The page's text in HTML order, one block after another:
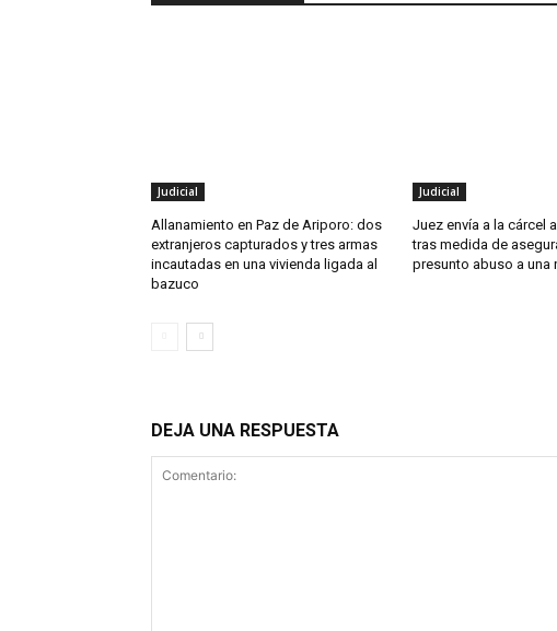
Judicial
Allanamiento en Paz de Ariporo: dos
extranjeros capturados y tres armas
incautadas en una vivienda ligada al
bazuco
Judicial
Juez envía a la cárcel
tras medida de
presunto abuso a una
DEJA UNA RESPUESTA